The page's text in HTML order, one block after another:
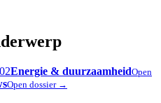
02Energie & duurzaamheidOpen
Open dossier →